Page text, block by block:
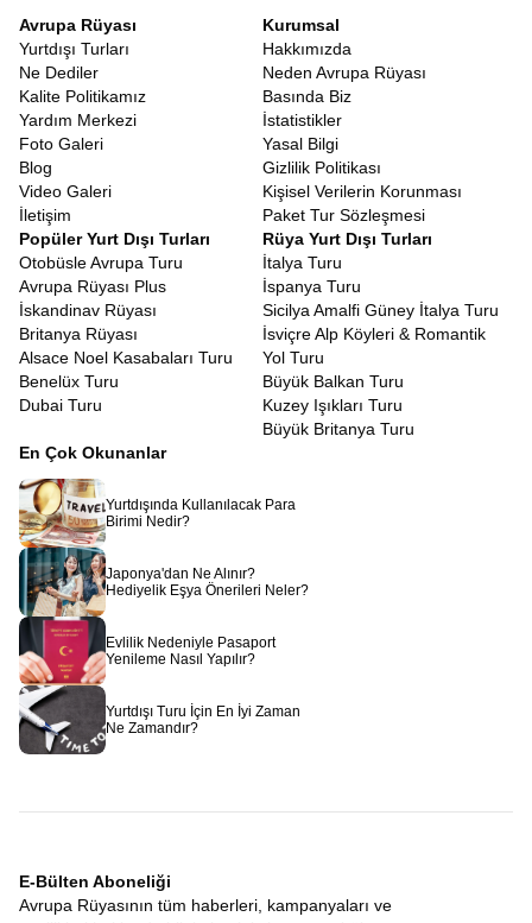
Avrupa Rüyası
Yurtdışı Turları
Ne Dediler
Kalite Politikamız
Yardım Merkezi
Foto Galeri
Blog
Video Galeri
İletişim
Kurumsal
Hakkımızda
Neden Avrupa Rüyası
Basında Biz
İstatistikler
Yasal Bilgi
Gizlilik Politikası
Kişisel Verilerin Korunması
Paket Tur Sözleşmesi
Popüler Yurt Dışı Turları
Otobüsle Avrupa Turu
Avrupa Rüyası Plus
İskandinav Rüyası
Britanya Rüyası
Alsace Noel Kasabaları Turu
Benelüx Turu
Dubai Turu
Rüya Yurt Dışı Turları
İtalya Turu
İspanya Turu
Sicilya Amalfi Güney İtalya Turu
İsviçre Alp Köyleri & Romantik
Yol Turu
Büyük Balkan Turu
Kuzey Işıkları Turu
Büyük Britanya Turu
En Çok Okunanlar
Yurtdışında Kullanılacak Para
Birimi Nedir?
Japonya'dan Ne Alınır?
Hediyelik Eşya Önerileri Neler?
Evlilik Nedeniyle Pasaport
Yenileme Nasıl Yapılır?
Yurtdışı Turu İçin En İyi Zaman
Ne Zamandır?
E-Bülten Aboneliği
Avrupa Rüyasının tüm haberleri, kampanyaları ve